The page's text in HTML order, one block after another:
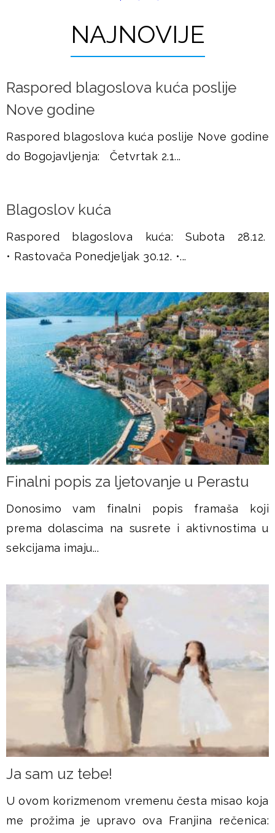
e
c
e
NAJNOVIJE
Raspored blagoslova kuća poslije
Nove godine
Raspored blagoslova kuća poslije Nove godine
do Bogojavljenja: Četvrtak 2.1...
Blagoslov kuća
Raspored blagoslova kuća: Subota 28.12.
• Rastovača Ponedjeljak 30.12. •...
Finalni popis za ljetovanje u Perastu
Donosimo vam finalni popis framaša koji
prema dolascima na susrete i aktivnostima u
sekcijama imaju...
Ja sam uz tebe!
U ovom korizmenom vremenu česta misao koja
me prožima je upravo ova Franjina rečenica: